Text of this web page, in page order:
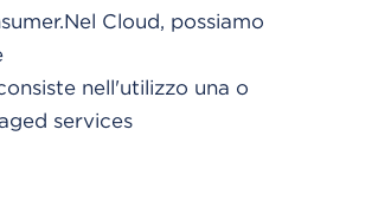
Cloud, possiamo
nell'utilizzo una o
services